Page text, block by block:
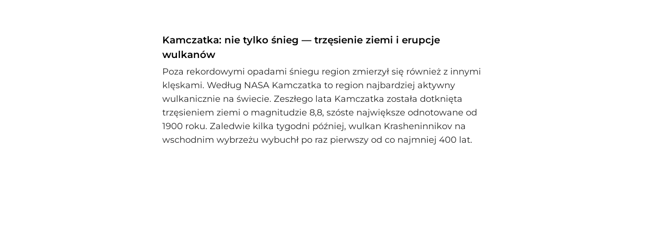
Kamczatka: nie tylko śnieg — trzęsienie ziemi i erupcje
wulkanów
Poza rekordowymi opadami śniegu region zmierzył się również z innymi
klęskami. Według NASA Kamczatka to region najbardziej aktywny
wulkanicznie na świecie. Zeszłego lata Kamczatka została dotknięta
trzęsieniem ziemi o magnitudzie 8,8, szóste największe odnotowane od
1900 roku. Zaledwie kilka tygodni później, wulkan Krasheninnikov na
wschodnim wybrzeżu wybuchł po raz pierwszy od co najmniej 400 lat.